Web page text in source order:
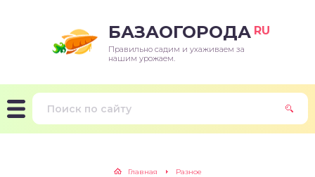
БАЗАОГОРОДА RU
Правильно садим и ухаживаем за
нашим урожаем.
Главная Разное